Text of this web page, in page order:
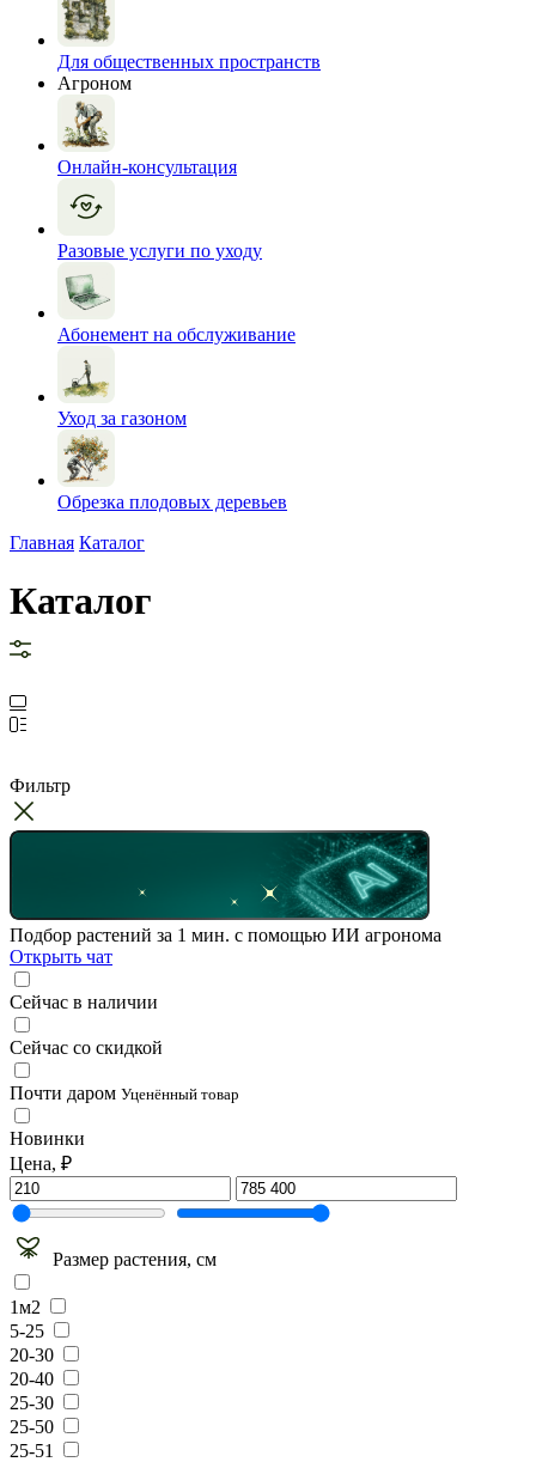
Для общественных пространств
Агроном
Онлайн-консультация
Разовые услуги по уходу
Абонемент на обслуживание
Уход за газоном
Обрезка плодовых деревьев
Главная Каталог
Каталог
Фильтр
Подбор растений за 1 мин. с помощью ИИ агронома
Открыть чат
Сейчас в наличии
Сейчас со скидкой
Почти даром Уценённый товар
Новинки
Цена, ₽
Размер растения, см
1м2
5-25
20-30
20-40
25-30
25-50
25-51